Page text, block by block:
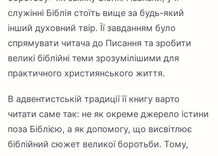
служінні Біблія стоїть вище за будь-який
інший духовний твір. Її завданням було
спрямувати читача до Писання та зробити
великі біблійні теми зрозумілішими для
практичного християнського життя.
В адвентистській традиції її книгу варто
читати саме так: не як окреме джерело істини
поза Біблією, а як допомогу, що висвітлює
біблійний сюжет великої боротьби. Тому,